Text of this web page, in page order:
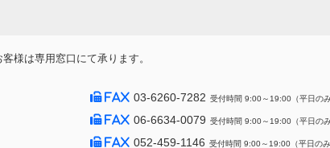
様は専用窓口にて承ります。
03-6260-7282 受付時間 9:00～19:00（平日のみ
06-6634-0079 受付時間 9:00～19:00（平日のみ
052-459-1146 受付時間 9:00～19:00（平日のみ